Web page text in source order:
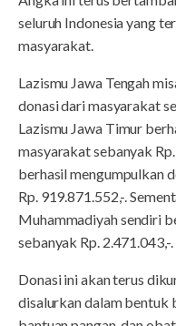
seluruh Indonesia yang
masyarakat.
Lazismu Jawa Tengah
donasi dari masyarakat
Lazismu Jawa Timur
masyarakat sebanyak
berhasil mengumpulkan
Rp. 919.871.552,-.
Muhammadiyah sendiri
sebanyak Rp. 2.471.043,-.
Donasi ini akan terus
disalurkan dalam bentuk